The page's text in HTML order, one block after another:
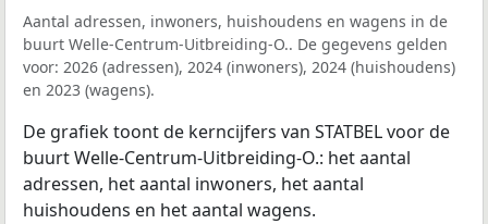
Aantal adressen, inwoners, huishoudens en wagens in de
buurt Welle-Centrum-Uitbreiding-O.. De gegevens gelden
voor: 2026 (adressen), 2024 (inwoners), 2024 (huishoudens)
en 2023 (wagens).
De grafiek toont de kerncijfers van STATBEL voor de
buurt Welle-Centrum-Uitbreiding-O.: het aantal
adressen, het aantal inwoners, het aantal
huishoudens en het aantal wagens.